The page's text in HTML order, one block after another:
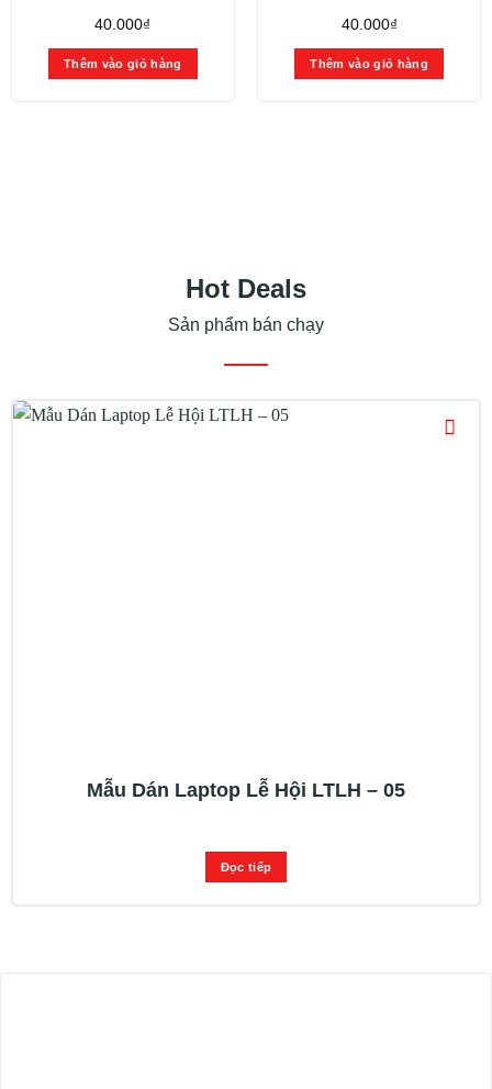
40.000₫
Thêm vào giỏ hàng
40.000₫
Thêm vào giỏ hàng
Hot Deals
Sản phẩm bán chạy
Mẫu Dán Laptop Lễ Hội LTLH – 05
Đọc tiếp